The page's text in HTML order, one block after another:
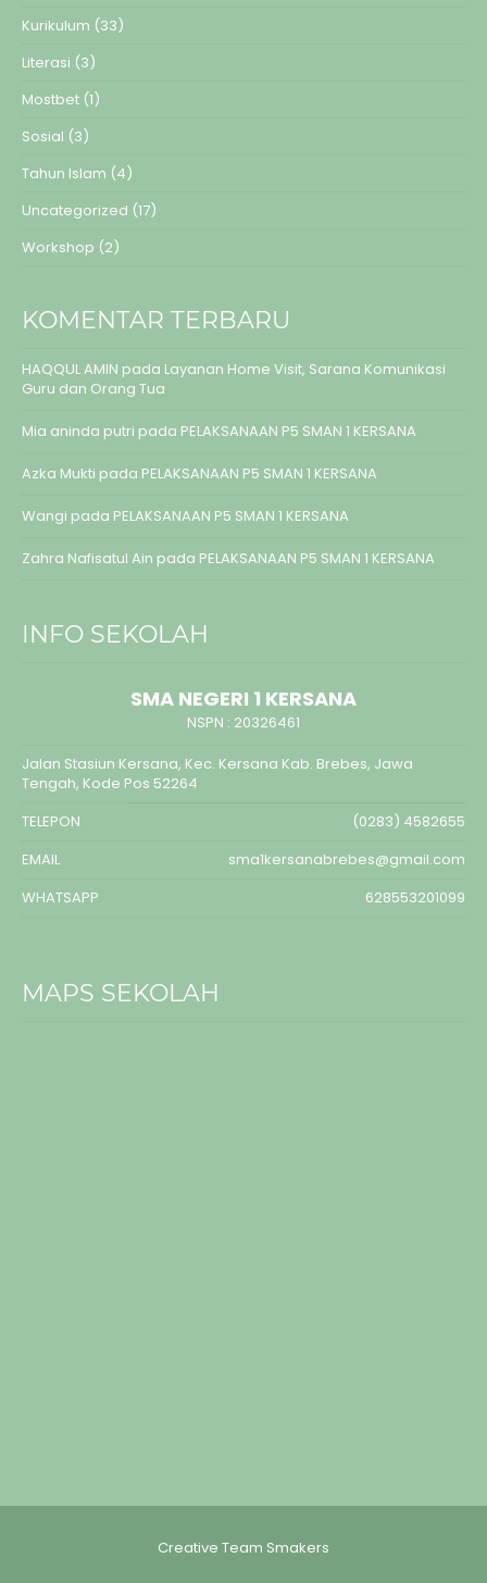
Kurikulum (33)
Literasi (3)
Mostbet (1)
Sosial (3)
Tahun Islam (4)
Uncategorized (17)
Workshop (2)
KOMENTAR TERBARU
HAQQUL AMIN pada Layanan Home Visit, Sarana Komunikasi
Guru dan Orang Tua
Mia aninda putri pada PELAKSANAAN P5 SMAN 1 KERSANA
Azka Mukti pada PELAKSANAAN P5 SMAN 1 KERSANA
Wangi pada PELAKSANAAN P5 SMAN 1 KERSANA
Zahra Nafisatul Ain pada PELAKSANAAN P5 SMAN 1 KERSANA
INFO SEKOLAH
SMA NEGERI 1 KERSANA
NSPN : 20326461
Jalan Stasiun Kersana, Kec. Kersana Kab. Brebes, Jawa
Tengah, Kode Pos 52264
TELEPON
(0283) 4582655
EMAIL
sma1kersanabrebes@gmail.com
WHATSAPP
628553201099
MAPS SEKOLAH
Creative Team Smakers